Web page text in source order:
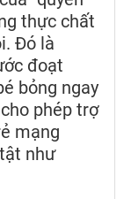
thực chất
Đó là
đoạt
bỏng ngay
phép trợ
mạng
như